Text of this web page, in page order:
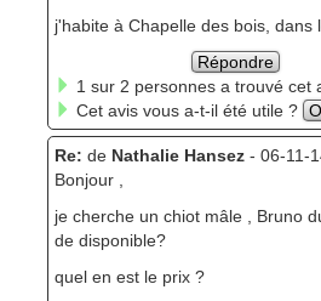
j'habite à Chapelle des bois, dans
Répondre
1 sur 2 personnes a trouvé cet
Cet avis vous a-t-il été utile ?
Re: de Nathalie Hansez- 06-11-
Bonjour ,
je cherche un chiot mâle , Bruno
de disponible?
quel en est le prix ?